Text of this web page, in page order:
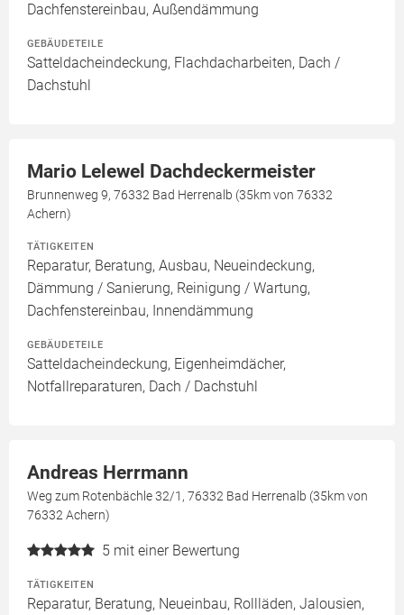
Dachfenstereinbau, Außendämmung
GEBÄUDETEILE
Satteldacheindeckung, Flachdacharbeiten, Dach /
Dachstuhl
Mario Lelewel Dachdeckermeister
Brunnenweg 9, 76332 Bad Herrenalb (35km von 76332
Achern)
TÄTIGKEITEN
Reparatur, Beratung, Ausbau, Neueindeckung,
Dämmung / Sanierung, Reinigung / Wartung,
Dachfenstereinbau, Innendämmung
GEBÄUDETEILE
Satteldacheindeckung, Eigenheimdächer,
Notfallreparaturen, Dach / Dachstuhl
Andreas Herrmann
Weg zum Rotenbächle 32/1, 76332 Bad Herrenalb (35km von
76332 Achern)
5 mit einer Bewertung
TÄTIGKEITEN
Reparatur, Beratung, Neueinbau, Rollläden, Jalousien,